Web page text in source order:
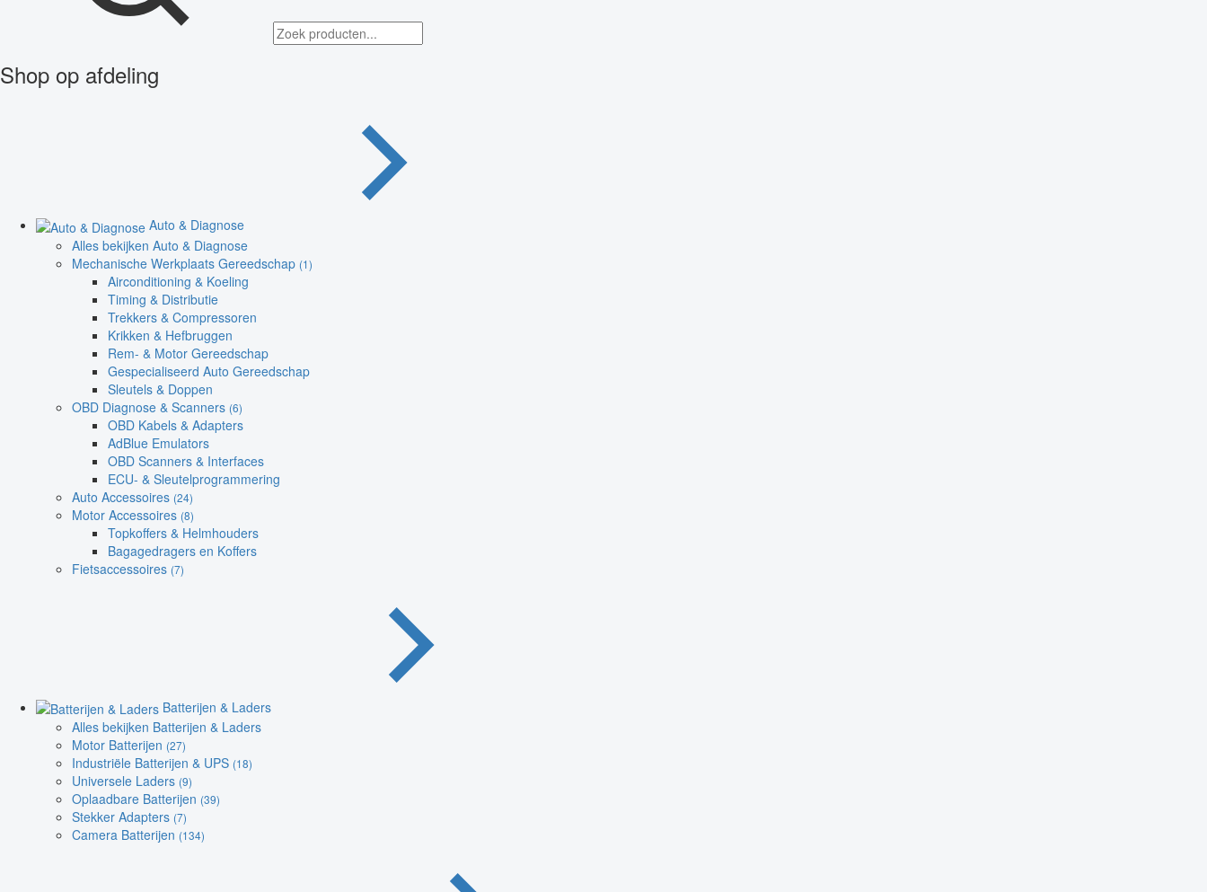
Shop op afdeling
Auto & Diagnose
Alles bekijken Auto & Diagnose
Mechanische Werkplaats Gereedschap (1)
Airconditioning & Koeling
Timing & Distributie
Trekkers & Compressoren
Krikken & Hefbruggen
Rem- & Motor Gereedschap
Gespecialiseerd Auto Gereedschap
Sleutels & Doppen
OBD Diagnose & Scanners (6)
OBD Kabels & Adapters
AdBlue Emulators
OBD Scanners & Interfaces
ECU- & Sleutelprogrammering
Auto Accessoires (24)
Motor Accessoires (8)
Topkoffers & Helmhouders
Bagagedragers en Koffers
Fietsaccessoires (7)
Batterijen & Laders
Alles bekijken Batterijen & Laders
Motor Batterijen (27)
Industriële Batterijen & UPS (18)
Universele Laders (9)
Oplaadbare Batterijen (39)
Stekker Adapters (7)
Camera Batterijen (134)